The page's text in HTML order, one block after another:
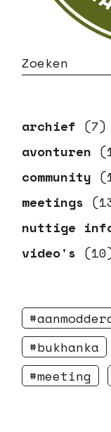
archief (7)
avonturen
community
meetings
nuttige
video's
bukhanka
meeting